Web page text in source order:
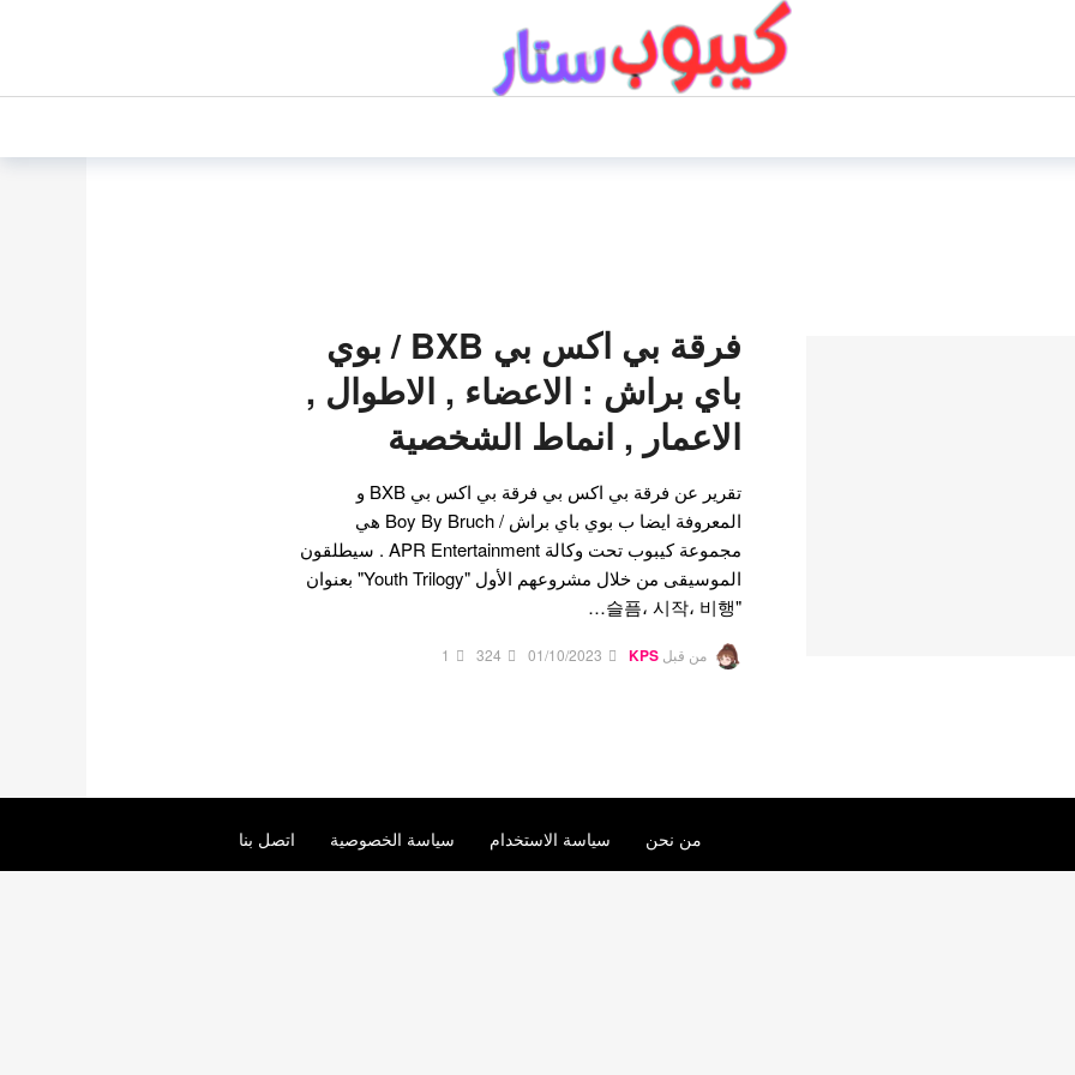
فرقة بي اكس بي BXB / بوي
باي براش : الاعضاء , الاطوال ,
الاعمار , انماط الشخصية
تقرير عن فرقة بي اكس بي فرقة بي اكس بي BXB و
المعروفة ايضا ب بوي باي براش / Boy By Bruch هي
مجموعة كيبوب تحت وكالة APR Entertainment . سيطلقون
الموسيقى من خلال مشروعهم الأول "Youth Trilogy" بعنوان
"슬픔، 시작، 비행…
من قبل KPS
01/10/2023
324
1
من نحن سياسة الاستخدام سياسة الخصوصية اتصل بنا